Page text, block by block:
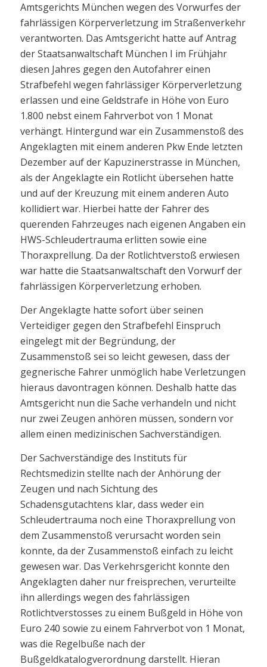
Amtsgerichts München wegen des Vorwurfes der
fahrlässigen Körperverletzung im Straßenverkehr
verantworten. Das Amtsgericht hatte auf Antrag
der Staatsanwaltschaft München I im Frühjahr
diesen Jahres gegen den Autofahrer einen
Strafbefehl wegen fahrlässiger Körperverletzung
erlassen und eine Geldstrafe in Höhe von Euro
1.800 nebst einem Fahrverbot von 1 Monat
verhängt. Hintergund war ein Zusammenstoß des
Angeklagten mit einem anderen Pkw Ende letzten
Dezember auf der Kapuzinerstrasse in München,
als der Angeklagte ein Rotlicht übersehen hatte
und auf der Kreuzung mit einem anderen Auto
kollidiert war. Hierbei hatte der Fahrer des
querenden Fahrzeuges nach eigenen Angaben ein
HWS-Schleudertrauma erlitten sowie eine
Thoraxprellung. Da der Rotlichtverstoß erwiesen
war hatte die Staatsanwaltschaft den Vorwurf der
fahrlässigen Körperverletzung erhoben.
Der Angeklagte hatte sofort über seinen
Verteidiger gegen den Strafbefehl Einspruch
eingelegt mit der Begründung, der
Zusammenstoß sei so leicht gewesen, dass der
gegnerische Fahrer unmöglich habe Verletzungen
hieraus davontragen können. Deshalb hatte das
Amtsgericht nun die Sache verhandeln und nicht
nur zwei Zeugen anhören müssen, sondern vor
allem einen medizinischen Sachverständigen.
Der Sachverständige des Instituts für
Rechtsmedizin stellte nach der Anhörung der
Zeugen und nach Sichtung des
Schadensgutachtens klar, dass weder ein
Schleudertrauma noch eine Thoraxprellung von
dem Zusammenstoß verursacht worden sein
konnte, da der Zusammenstoß einfach zu leicht
gewesen war. Das Verkehrsgericht konnte den
Angeklagten daher nur freisprechen, verurteilte
ihn allerdings wegen des fahrlässigen
Rotlichtverstosses zu einem Bußgeld in Höhe von
Euro 240 sowie zu einem Fahrverbot von 1 Monat,
was die Regelbuße nach der
Bußgeldkatalogverordnung darstellt. Hieran